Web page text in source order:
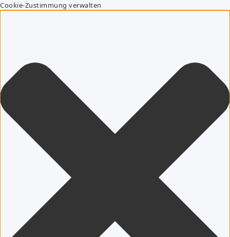
Cookie-Zustimmung verwalten